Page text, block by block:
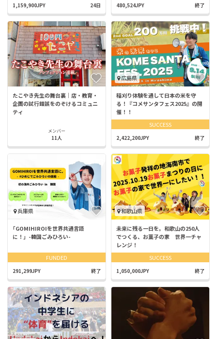
1,159,900JPY 24日 480,524JPY 終了
たこやき先生の舞台裏｜店・教育・
企画の試行錯誤をのぞけるコミュニ
ティ
メンバー
11人
広島県
稲刈り体験を通して日本の米を守
る！『コメサンタフェス2025』の開
催！！
SUCCESS
2,422,200JPY 終了
兵庫県
｢GOMIHIROIを世界共通言語
に！」-韓国ごみひろい-
FUNDED
291,299JPY 終了
和歌山県
未来に残る一日を。和歌山の250人
でつくる、お菓子の家 世界一チャ
レンジ！
SUCCESS
1,050,000JPY 終了